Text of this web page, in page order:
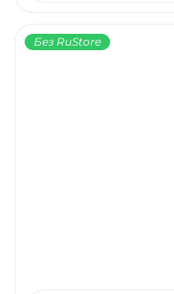
Без RuStore